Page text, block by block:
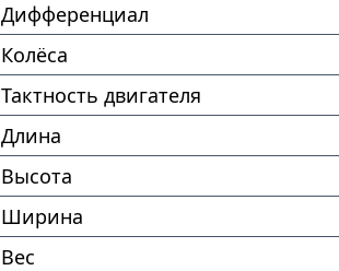
Дифференциал
Колёса
Тактность двигателя
Длина
Высота
Ширина
Вес